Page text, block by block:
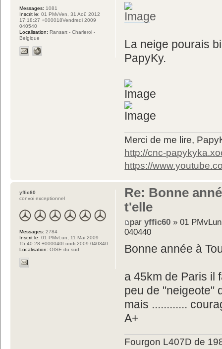
La neige pourais
PapyKy.
Merci de me lire,
http://cnc-
https://
Messages: 1081
Inscrit le: 01 PMvVen, 31 Aoû 2012
17:18:27 +000018Vendredi 2009
040540
Localisation: Ransart - Charleroi -
Belgique
Re: Bonne
t'elle
paryffic60 » 01
040440
Bonne année à
a 45km de Paris il
peu de "neigeote"
mais ............
A+
Fourgon L407D de
yffic60
convoi exceptionnel
Messages: 2784
Inscrit le: 01 PMvLun, 11 Mai 2009
15:40:28 +000040Lundi 2009 040340
Localisation: OISE du sud